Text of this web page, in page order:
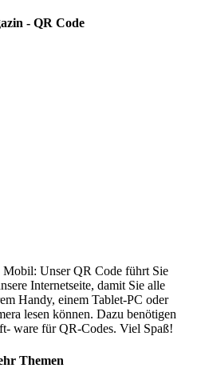
- QR Code
Mobil: Unser QR Code führt Sie
Internetseite, damit Sie alle
Handy, einem Tablet-PC oder
lesen können. Dazu benötigen
ware für QR-Codes. Viel Spaß!
Themen